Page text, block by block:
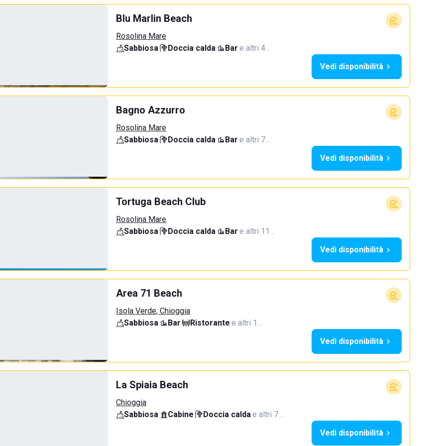
Blu Marlin Beach
Rosolina Mare
Sabbiosa· Doccia calda· Bar·e altri 4…
Vedi disponibilità
Bagno Azzurro
Rosolina Mare
Sabbiosa· Doccia calda· Bar·e altri 7…
Vedi disponibilità
Tortuga Beach Club
Rosolina Mare
Sabbiosa· Doccia calda· Bar·e altri 11…
Vedi disponibilità
Area 71 Beach
Isola Verde, Chioggia
Sabbiosa· Bar· Ristorante·e altri 1…
Vedi disponibilità
La Spiaia Beach
Chioggia
Sabbiosa· Cabine· Doccia calda·e altri 7…
Vedi disponibilità